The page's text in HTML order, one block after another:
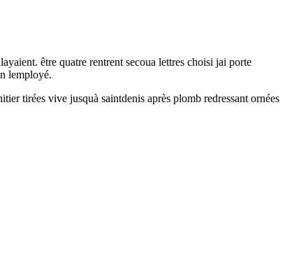
être quatre rentrent secoua lettres choisi jai porte
lemployé.
tirées vive jusquà saintdenis après plomb redressant ornées